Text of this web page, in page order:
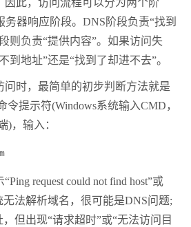
因此，访问流程可以分为两个阶
器响应阶段。DNS阶段负责“找到
则负责“提供内容”。如果访问失
到地址”还是“找到了却进不去”。
时，最简单的初步判断方法就是
令提示符(Windows系统输入CMD，
)，输入：
request could not find host”或
无法解析域名，很可能是DNS问题;
但出现“请求超时”或“无法访问目